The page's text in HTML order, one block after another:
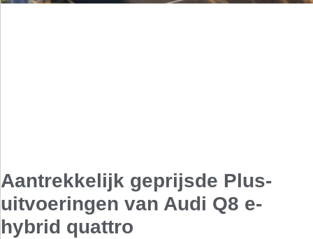
Aantrekkelijk geprijsde Plus-
uitvoeringen van Audi Q8 e-
hybrid quattro